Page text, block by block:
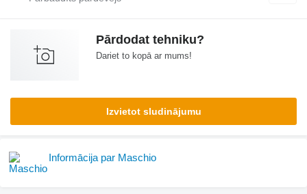
Pārdodat tehniku?
Dariet to kopā ar mums!
Izvietot sludinājumu
Informācija par Maschio